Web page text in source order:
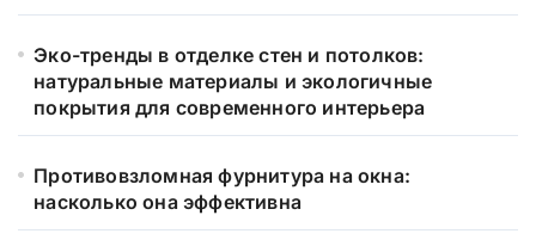
Эко-тренды в отделке стен и потолков:
натуральные материалы и экологичные
покрытия для современного интерьера
Противовзломная фурнитура на окна:
насколько она эффективна